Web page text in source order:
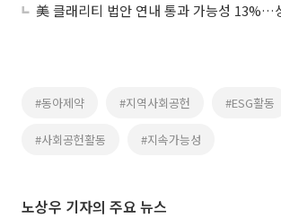
#동아제약 #지역사회공헌 #ESG활동
#사회공헌활동 #지속가능성
노상우 기자의 주요 뉴스